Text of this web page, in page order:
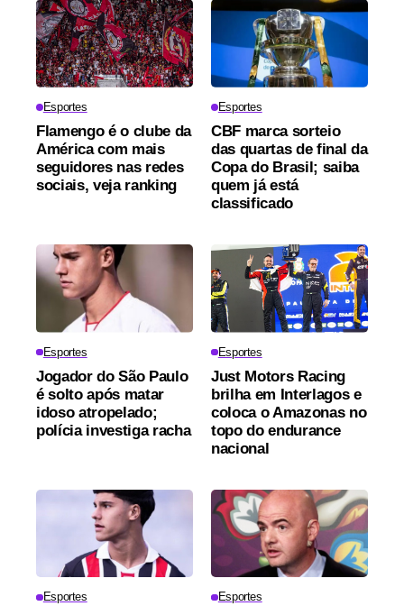
Esportes
Flamengo é o clube da
América com mais
seguidores nas redes
sociais, veja ranking
Esportes
CBF marca sorteio
das quartas de final da
Copa do Brasil; saiba
quem já está
classificado
Esportes
Jogador do São Paulo
é solto após matar
idoso atropelado;
polícia investiga racha
Esportes
Just Motors Racing
brilha em Interlagos e
coloca o Amazonas no
topo do endurance
nacional
Esportes Esportes